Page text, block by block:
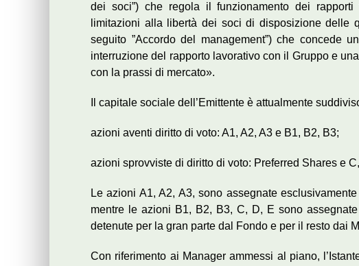
dei soci”) che regola il funzionamento dei
limitazioni alla libertà dei soci di disposizione delle
seguito ”Accordo del management”) che concede
interruzione del rapporto lavorativo con il Gruppo e
con la prassi di mercato».
Il capitale sociale dell’Emittente è attualmente
azioni aventi diritto di voto: A1, A2, A3 e B1, B2, B3;
azioni sprovviste di diritto di voto: Preferred Shares e
Le azioni A1, A2, A3, sono assegnate
mentre le azioni B1, B2, B3, C, D, E sono
detenute per la gran parte dal Fondo e per il resto dai
Con riferimento ai Manager ammessi al piano,